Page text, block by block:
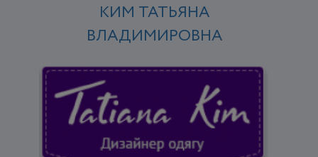
КИМ ТАТЬЯНА
ВЛАДИМИРОВНА